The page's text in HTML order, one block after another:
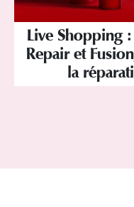
Live Shopping
Repair et
la